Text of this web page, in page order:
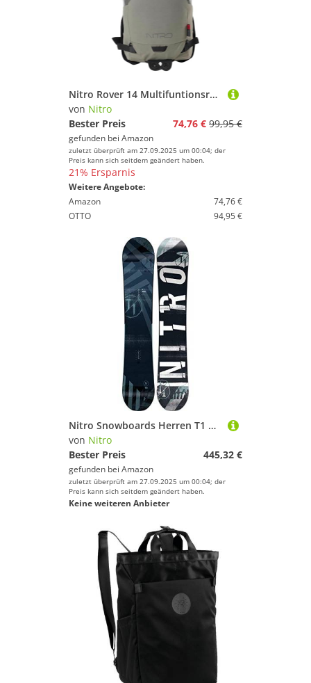
Nitro Rover 14 Multifuntionsrucksack Tourenrucksack Bikerucksack, 14L
von Nitro
Bester Preis
74,76 € 99,95 €
gefunden bei Amazon
zuletzt überprüft am 27.09.2025 um 00:04; der
Preis kann sich seitdem geändert haben.
21% Ersparnis
Weitere Angebote:
Amazon
74,76 €
OTTO
94,95 €
Nitro Snowboards Herren T1 Wide BRD'20 Premium Twin Camber Freestyle Boards für große Füße Snowboard, Mehrfarbig, 152 cm
von Nitro
Bester Preis
445,32 €
gefunden bei Amazon
zuletzt überprüft am 27.09.2025 um 00:04; der
Preis kann sich seitdem geändert haben.
Keine weiteren Anbieter